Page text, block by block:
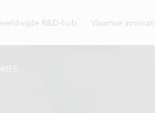
R&D-hub Vlaamse
overheden en universiteiten.